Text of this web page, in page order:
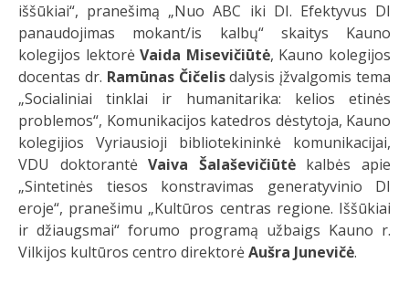
iššūkiai“, pranešimą „Nuo ABC iki DI. Efektyvus DI
panaudojimas mokant/is kalbų“ skaitys Kauno
kolegijos lektorėVaida Misevičiūtė, Kauno kolegijos
docentas dr. Ramūnas Čičelisdalysis įžvalgomis tema
„Socialiniai tinklai ir humanitarika: kelios etinės
problemos“, Komunikacijos katedros dėstytoja, Kauno
kolegijios Vyriausioji bibliotekininkė komunikacijai,
VDU doktorantėVaiva Šalaševičiūtėkalbės apie
„Sintetinės tiesos konstravimas generatyvinio DI
eroje“, pranešimu „Kultūros centras regione. Iššūkiai
ir džiaugsmai“ forumo programą užbaigs Kauno r.
Vilkijos kultūros centro direktorėAušra Junevičė.